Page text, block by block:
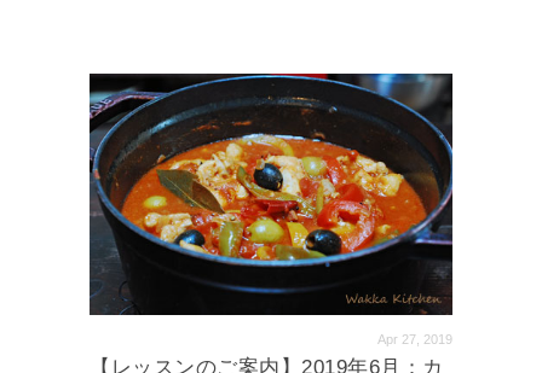
Apr 27, 2019
【レッスンのご案内】2019年6月：カ